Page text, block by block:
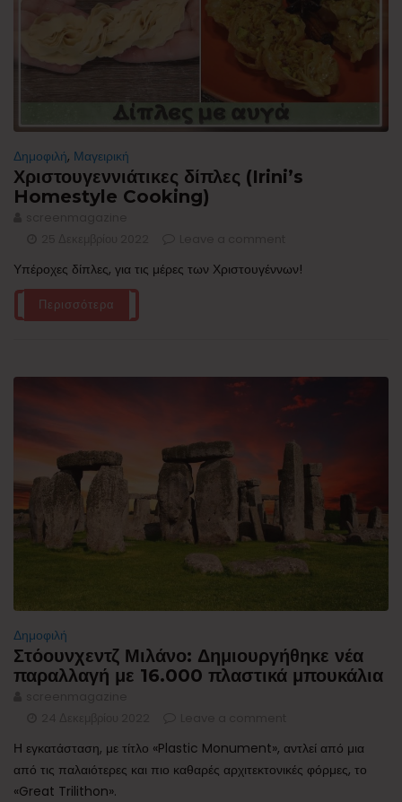
Δημοφιλή, Μαγειρική
Χριστουγεννιάτικες δίπλες (Irini’s
Homestyle Cooking)
Υπέροχες δίπλες, για τις μέρες των Χριστουγέννων!
Περισσότερα
Δημοφιλή
Στόουνχεντζ Μιλάνο: Δημιουργήθηκε νέα
παραλλαγή με 16.000 πλαστικά μπουκάλια
Η εγκατάσταση, με τίτλο «Plastic Monument», αντλεί από μια
από τις παλαιότερες και πιο καθαρές αρχιτεκτονικές φόρμες, το
«Great Trilithon».